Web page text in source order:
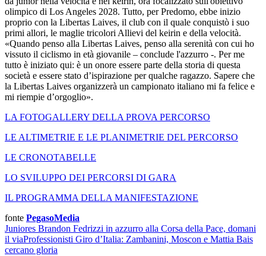
olimpico di Los Angeles 2028. Tutto, per Predomo, ebbe inizio
proprio con la Libertas Laives, il club con il quale conquistò i suo
primi allori, le maglie tricolori Allievi del keirin e della velocità.
«Quando penso alla Libertas Laives, penso alla serenità con cui ho
vissuto il ciclismo in età giovanile – conclude l'azzurro -. Per me
tutto è iniziato qui: è un onore essere parte della storia di questa
società e essere stato d’ispirazione per qualche ragazzo. Sapere che
la Libertas Laives organizzerà un campionato italiano mi fa felice e
mi riempie d’orgoglio».
LA FOTOGALLERY DELLA PROVA PERCORSO
LE ALTIMETRIE E LE PLANIMETRIE DEL PERCORSO
LE CRONOTABELLE
LO SVILUPPO DEI PERCORSI DI GARA
IL PROGRAMMA DELLA MANIFESTAZIONE
fonte PegasoMedia
Juniores Brandon Fedrizzi in azzurro alla Corsa della Pace, domani
il viaProfessionisti Giro d’Italia: Zambanini, Moscon e Mattia Bais
cercano gloria